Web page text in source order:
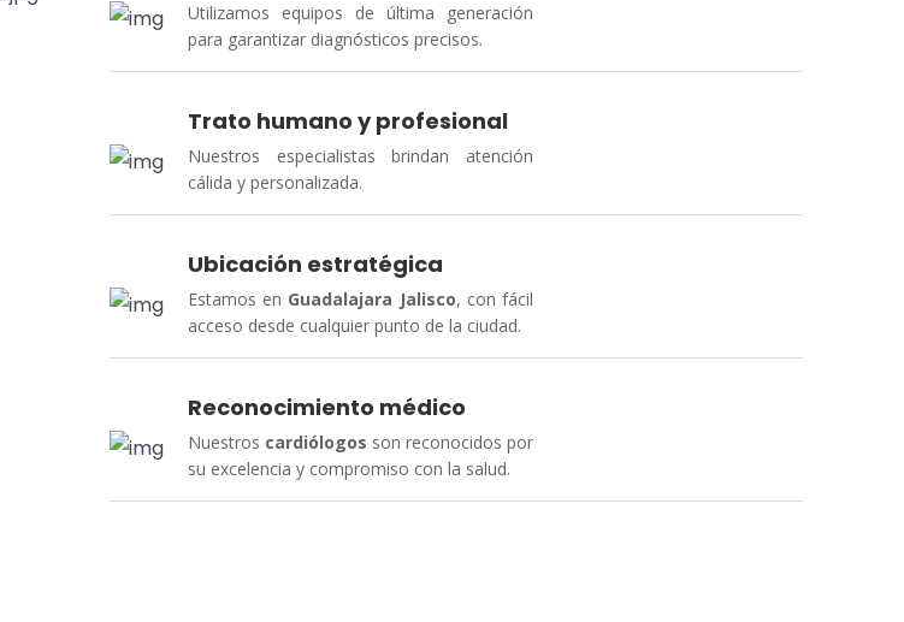
Utilizamos equipos de última generación
para garantizar diagnósticos precisos.
Trato humano y profesional
Nuestros especialistas brindan atención
cálida y personalizada.
Ubicación estratégica
Estamos en Guadalajara Jalisco, con fácil
acceso desde cualquier punto de la ciudad.
Reconocimiento médico
Nuestros cardiólogos son reconocidos por
su excelencia y compromiso con la salud.